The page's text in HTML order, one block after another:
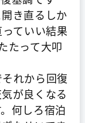
き直るしか
ていい結果
たって大叩
れから回復
が良くなる
何しろ宿泊